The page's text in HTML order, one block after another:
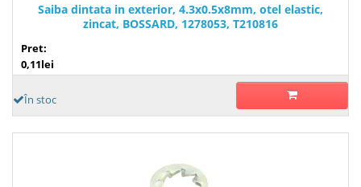
Saiba dintata in exterior, 4.3x0.5x8mm, otel elastic,
zincat, BOSSARD, 1278053, T210816
Pret:
0,11lei
În stoc